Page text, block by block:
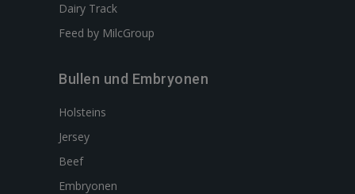
Dairy Track
Feed by MilcGroup
Bullen und Embryonen
Holsteins
Jersey
Beef
Embryonen